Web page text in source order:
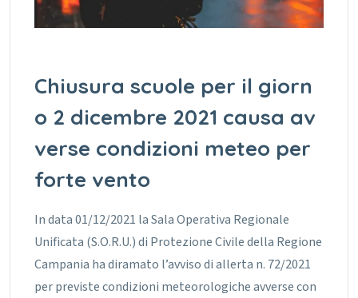
Chiusura scuole per il giorn
o 2 dicembre 2021 causa av
verse condizioni meteo per
forte vento
In data 01/12/2021 la Sala Operativa Regionale
Unificata (S.O.R.U.) di Protezione Civile della Regione
Campania ha diramato l’avviso di allerta n. 72/2021
per previste condizioni meteorologiche avverse con